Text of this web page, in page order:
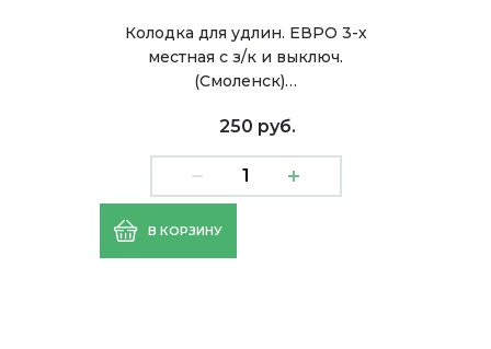
Колодка для удлин. ЕВРО 3-х
местная с з/к и выключ.
(Смоленск)…
250 руб.
В КОРЗИНУ